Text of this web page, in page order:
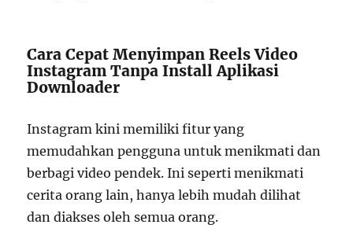
Cara Cepat Menyimpan Reels Video
Instagram Tanpa Install Aplikasi
Downloader
Instagram kini memiliki fitur yang
memudahkan pengguna untuk menikmati dan
berbagi video pendek. Ini seperti menikmati
cerita orang lain, hanya lebih mudah dilihat
dan diakses oleh semua orang.